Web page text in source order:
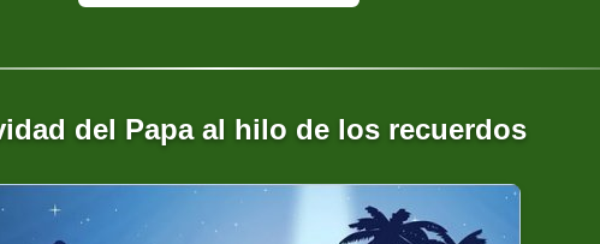
del Papa al hilo de los recuerdos